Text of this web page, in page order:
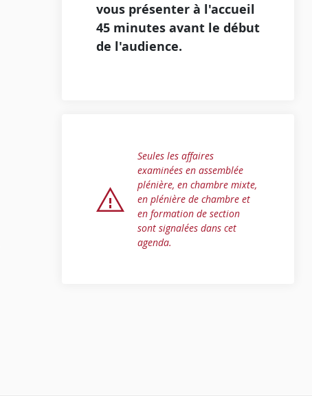
vous présenter à l'accueil
45 minutes avant le début
de l'audience.
Seules les affaires
examinées en assemblée
plénière, en chambre mixte,
en plénière de chambre et
en formation de section
sont signalées dans cet
agenda.